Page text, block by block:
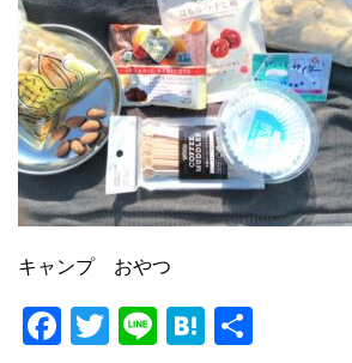
キャンプ おやつ
F
T
Li
H